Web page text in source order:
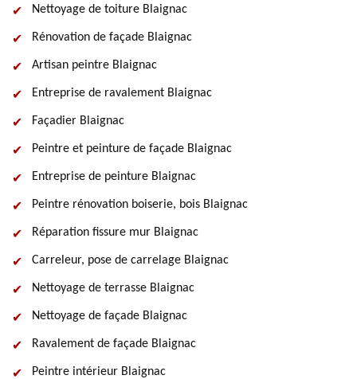
Nettoyage de toiture Blaignac
Rénovation de façade Blaignac
Artisan peintre Blaignac
Entreprise de ravalement Blaignac
Façadier Blaignac
Peintre et peinture de façade Blaignac
Entreprise de peinture Blaignac
Peintre rénovation boiserie, bois Blaignac
Réparation fissure mur Blaignac
Carreleur, pose de carrelage Blaignac
Nettoyage de terrasse Blaignac
Nettoyage de façade Blaignac
Ravalement de façade Blaignac
Peintre intérieur Blaignac